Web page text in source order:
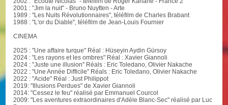
2001 : "Jim la nuit" - Bruno Nuytten - Arte
1989 : "Les Nuits Révolutionnaires", téléfilm de Charles Brabant
1988 : "L'or du Diable", téléfilm de Jean-Louis Fournier
CINEMA
2025 : "Une affaire turque" Réal : Hüseyin Aydin Gürsoy
2024 : "Les rayons et les ombres" Réal : Xavier Giannoli
2024 : "Juste une illusion" Réals : Eric Toledano, Olivier Nakache
2022 : "Une Année Difficile" Réals : Eric Toledano, Olivier Nakache
2022 : "Acide" Réal : Just Philippot
2019: "Illusions Perdues" de Xavier Giannoli
2014: "Cessez le feu" réalisé par Emmanuel Courcol
2009: "Les aventures extraordinaires d'Adèle Blanc-Sec" réalisé par Luc